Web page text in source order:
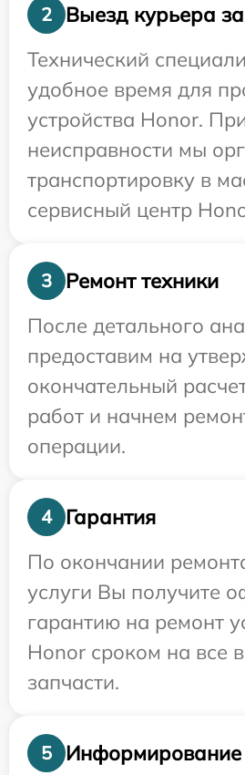
2
Выезд курьера
Технический
удобное время для
устройства Honor.
неисправности мы
транспортировку в
сервисный центр
3
Ремонт техники
После детального
предоставим на
окончательный
работ и начнем
операции.
4
Гарантия
По окончании
услуги Вы получите
гарантию на ремонт
Honor сроком на все
запчасти.
5 Информирование